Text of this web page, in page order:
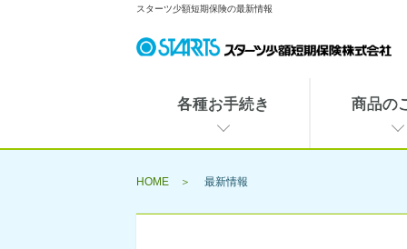
スターツ少額短期保険の最新情報
各種お手続き 商品の
HOME 最新情報